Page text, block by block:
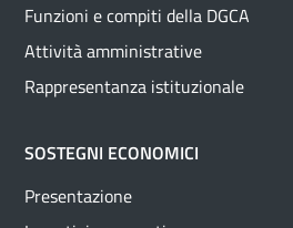
Funzioni e compiti della DGCA
Attività amministrative
Rappresentanza istituzionale
SOSTEGNI ECONOMICI
Presentazione